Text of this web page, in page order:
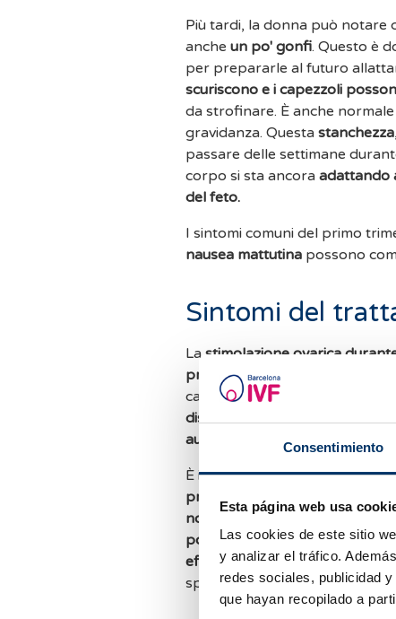
Consentimiento
Esta página web usa
Las cookies de este sitio
y analizar el tráfico.
redes sociales, publicidad
que hayan recopilado a
Più tardi, la donna può notare
anche un po' gonfi. Questo è
per prepararle al futuro
scuriscono e i capezzoli
da strofinare. È anche
gravidanza. Questa stanchezza
passare delle settimane
corpo si sta ancora adattando
del feto.
I sintomi comuni del primo
nausea mattutina possono
Sintomi del
La stimolazione ovarica
preparazione endometriale
causaresintomi simili
disturbi addominali. Inoltre,
aumentare la sensazione di
È importante notare che non
primi giorni non è un segno che
non accorgersi di nulla
possiamo confermare o
effettuato un test di gravidanza
specifico.